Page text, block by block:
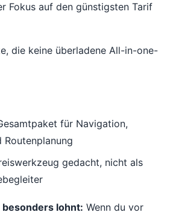
Fokus auf den günstigsten Tarif
die keine überladene All-in-one-
für Navigation,
Routenplanung
gedacht, nicht als
besonders lohnt: Wenn du vor